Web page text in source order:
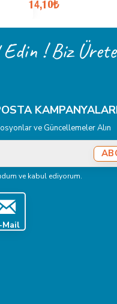
14,10₺
! Biz
ve Güncellemeler Alın
ve kabul ediyorum.
Mail